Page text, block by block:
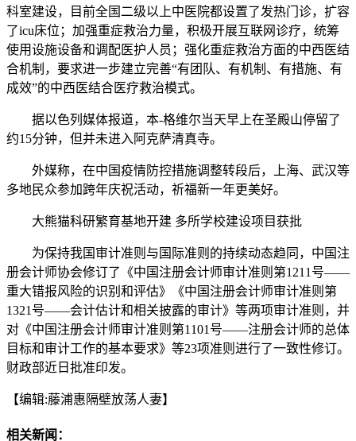
科室建设，目前全国二级以上中医院都设置了发热门诊，扩容
了icu床位；加强重症救治力量，积极开展互联网诊疗，统筹
使用设施设备和调配医护人员；强化重症救治方面的中西医结
合机制，要求进一步建立完善“有团队、有机制、有措施、有
成效”的中西医结合医疗救治模式。
据以色列媒体报道，本-格维尔当天早上在圣殿山停留了
约15分钟，但并未进入阿克萨清真寺。
外媒称，在中国疫情防控措施调整转段后，上海、武汉等
多地民众参加跨年庆祝活动，祈福新一年更美好。
大熊猫科研繁育基地开建 多所学校建设项目获批
为保持我国审计准则与国际准则的持续动态趋同，中国注
册会计师协会修订了《中国注册会计师审计准则第1211号——
重大错报风险的识别和评估》《中国注册会计师审计准则第
1321号——会计估计和相关披露的审计》等两项审计准则，并
对《中国注册会计师审计准则第1101号——注册会计师的总体
目标和审计工作的基本要求》等23项准则进行了一致性修订。
财政部近日批准印发。
【编辑:藤浦惠隔壁放荡人妻】
相关新闻：